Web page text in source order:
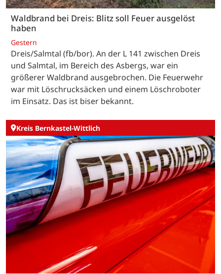
Waldbrand bei Dreis: Blitz soll Feuer ausgelöst
haben
Gestern
Dreis/Salmtal (fb/bor). An der L 141 zwischen Dreis
und Salmtal, im Bereich des Asbergs, war ein
größerer Waldbrand ausgebrochen. Die Feuerwehr
war mit Löschrucksäcken und einem Löschroboter
im Einsatz. Das ist biser bekannt.
Kreis Bernkastel-Wittlich